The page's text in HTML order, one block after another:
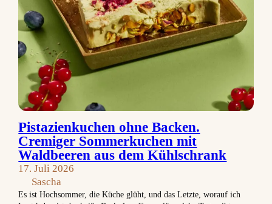
Pistazienkuchen ohne Backen.
Cremiger Sommerkuchen mit
Waldbeeren aus dem Kühlschrank
17. Juli 2026
Sascha
Es ist Hochsommer, die Küche glüht, und das Letzte, worauf ich